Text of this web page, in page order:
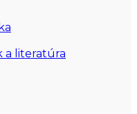
a literatúra